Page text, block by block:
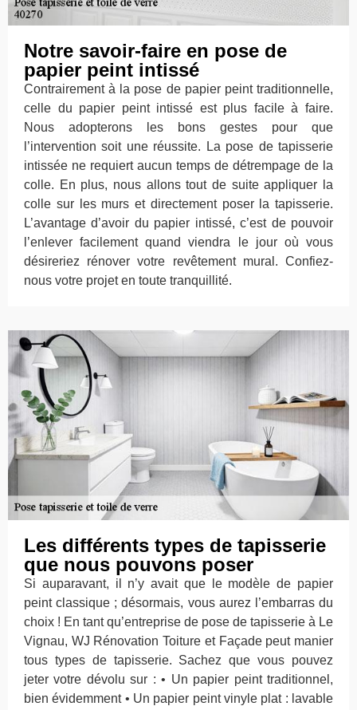
Notre savoir-faire en pose de
papier peint intissé
Contrairement à la pose de papier peint traditionnelle,
celle du papier peint intissé est plus facile à faire.
Nous adopterons les bons gestes pour que
l’intervention soit une réussite. La pose de tapisserie
intissée ne requiert aucun temps de détrempage de la
colle. En plus, nous allons tout de suite appliquer la
colle sur les murs et directement poser la tapisserie.
L’avantage d’avoir du papier intissé, c’est de pouvoir
l’enlever facilement quand viendra le jour où vous
désireriez rénover votre revêtement mural. Confiez-
nous votre projet en toute tranquillité.
Les différents types de tapisserie
que nous pouvons poser
Si auparavant, il n’y avait que le modèle de papier
peint classique ; désormais, vous aurez l’embarras du
choix ! En tant qu’entreprise de pose de tapisserie à Le
Vignau, WJ Rénovation Toiture et Façade peut manier
tous types de tapisserie. Sachez que vous pouvez
jeter votre dévolu sur : • Un papier peint traditionnel,
bien évidemment • Un papier peint vinyle plat : lavable